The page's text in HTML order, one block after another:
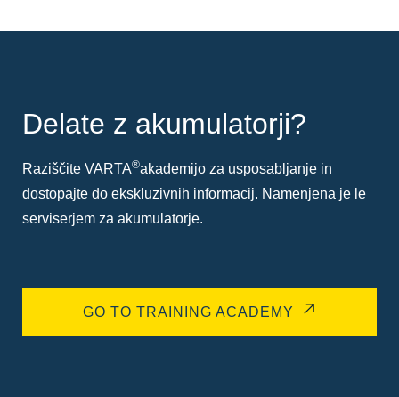
Delate z akumulatorji?
Raziščite VARTA®akademijo za usposabljanje in
dostopajte do ekskluzivnih informacij. Namenjena je le
serviserjem za akumulatorje.
GO TO TRAINING ACADEMY